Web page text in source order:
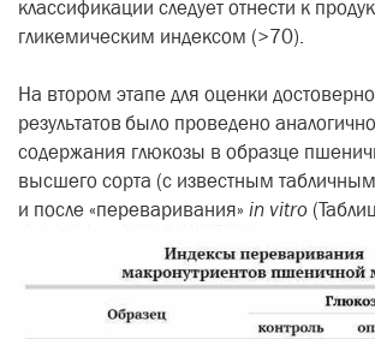
классификации следует отнести к
гликемическим индексом (>70).
На втором этапе для оценки
результатовбыло проведено
содержания глюкозы в образце
высшего сорта (с известным
и после «переваривания» in vitro